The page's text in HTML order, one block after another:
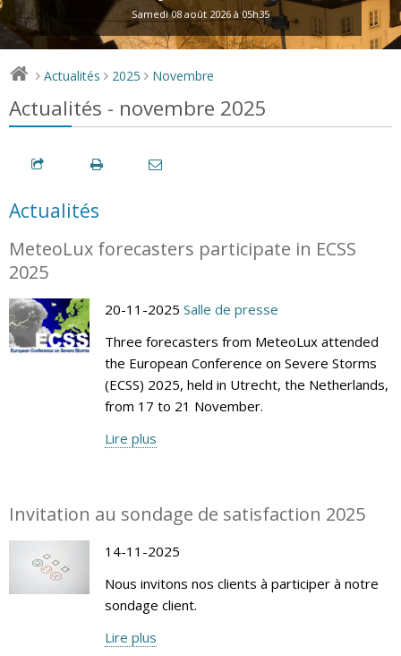
Samedi 08 août 2026 à 05h35
> Actualités > 2025 > Novembre
Actualités - novembre 2025
Actualités
MeteoLux forecasters participate in ECSS
2025
20-11-2025 Salle de presse
Three forecasters from MeteoLux attended
the European Conference on Severe Storms
(ECSS) 2025, held in Utrecht, the Netherlands,
from 17 to 21 November.
Lire plus
Invitation au sondage de satisfaction 2025
14-11-2025
Nous invitons nos clients à participer à notre
sondage client.
Lire plus